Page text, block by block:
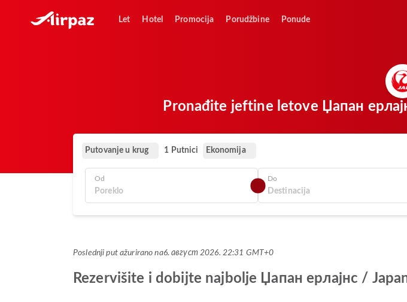
Let Hotel Promocija Porudžbine Ponude
Pronađite jeftine letove Џапан
Putovanje u krug 1 Putnici Ekonomija
Od Do
Poslednji put ažurirano na6. август 2026. 22:31 GMT+0
Rezervišite i dobijte najbolje Џапан ерлајнс /